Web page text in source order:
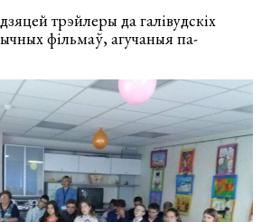
трэйлеры да галівудскіх
фільмаў, агучаныя па-